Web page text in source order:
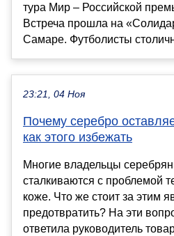
тура Мир – Российской
Встреча прошла на
Самаре. Футболисты
23:21, 04 Ноя
Почему серебро
как этого избежать
Многие владельцы
сталкиваются с проблемой
коже. Что же стоит за этим
предотвратить? На эти
ответила руководитель